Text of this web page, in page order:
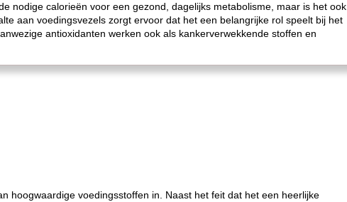
nodige calorieën voor een gezond, dagelijks metabolisme, maar is het ook
aan voedingsvezels zorgt ervoor dat het een belangrijke rol speelt bij het
antioxidanten werken ook als kankerverwekkende stoffen en
hoogwaardige voedingsstoffen in. Naast het feit dat het een heerlijke